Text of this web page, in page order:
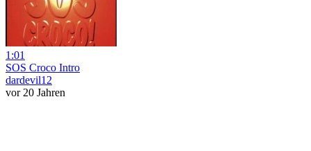
1:01
SOS Croco Intro
dardevil12
vor 20 Jahren